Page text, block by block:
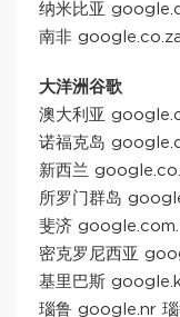
纳米比亚
南非
大洋洲谷歌
澳大利亚
诺福克岛
新西兰
所罗门群岛
斐济
密克罗尼西亚
基里巴斯
瑙鲁 google.nr 瑙